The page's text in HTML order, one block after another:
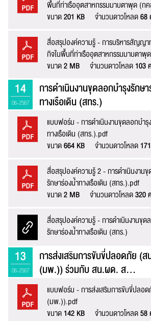
พื้นที่ท่าเรืออุตสาหกรรมมาบตาพุด (ก
ขนาด201 KB จำนวนดาวโหลด68
สื่อสรุปองค์ความรู้ - การบริหารสัญญา
กิจในพื้นที่ท่าเรืออุตสาหกรรมมาบตา
ขนาด2 MB จำนวนดาวโหลด103
14
06-2567
การดำเนินงานขุดลอกบำรุงรักษ
ทางเรือเดิน (สทร.)
แบบฟอร์ม - การดำเนินงานขุดลอกบำรุ
ทางเรือเดิน (สทร.).pdf
ขนาด664 KB จำนวนดาวโหลด
สื่อสรุปองค์ความรู้ 2 - การดำเนินงาน
รักษาร่องน้ำทางเรือเดิน (สทร.).pdf
ขนาด2 MB จำนวนดาวโหลด320
สื่อสรุปองค์ความรู้ - การดำเนินงานขุด
รักษาร่องน้ำทางเรือเดิน (สทร.)
13
06-2567
การส่งเสริมการขับขี่ปลอดภัย (
(มพ.)) ร่วมกับ สน.ผด. ส...
แบบฟอร์ม - การส่งเสริมการขับขี่ปลอ
(มพ.)).pdf
ขนาด142 KB จำนวนดาวโหลด58
อีเมล :
ระบบได้ทำรับเรื่องแล้ว
ขอบคุณสำหรับการแจ้งข้อผิดพลาดท
ทำการแก้ไข และปรับปรุงเพื่อกาให้บริกา